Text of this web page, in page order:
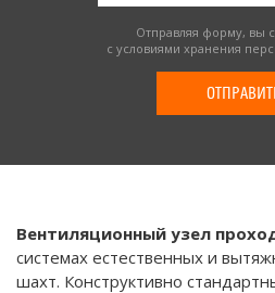
Отправляя форму, вы
с условиями хранения
Вентиляционный узел
системах естественных и
шахт. Конструктивно